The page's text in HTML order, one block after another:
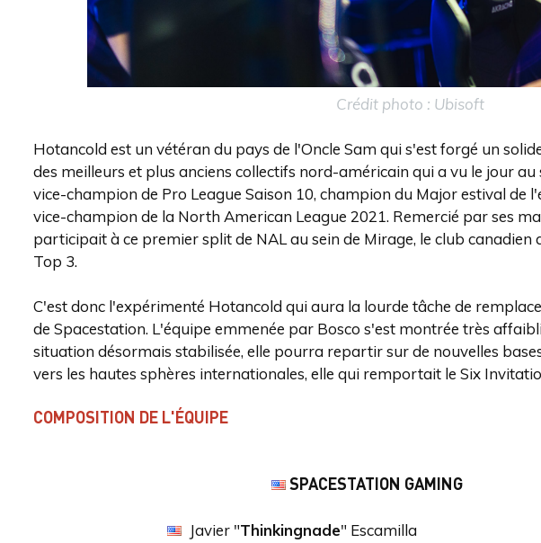
Crédit photo : Ubisoft
Hotancold est un vétéran du pays de l'Oncle Sam qui s'est forgé un
des meilleurs et plus anciens collectifs nord-américain qui a vu le jour
vice-champion de Pro League Saison 10, champion du Major estival de
vice-champion de la North American League 2021. Remercié par ses
participait à ce premier split de NAL au sein de Mirage, le club
Top 3.
C'est donc l'expérimenté Hotancold qui aura la lourde tâche de
de Spacestation. L'équipe emmenée par Bosco s'est montrée très
situation désormais stabilisée, elle pourra repartir sur de nouvelles
vers les hautes sphères internationales, elle qui remportait le Six
COMPOSITION DE L'ÉQUIPE
SPACESTATION GAMING
Javier "Thinkingnade" Escamilla